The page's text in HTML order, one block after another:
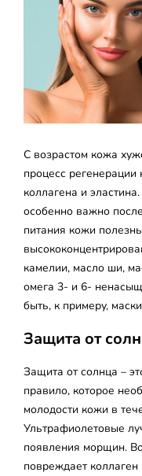
C возрастом кожа
процесс регенерации
коллагена и
особенно важно
питания кожи
камелии, масло ши,
омега 3- и 6-
быть, к примеру,
Защита от
Защита от солнца –
правило, которое
молодости кожи в
Ультрафиолетовые
появления морщин.
повреждает коллаген